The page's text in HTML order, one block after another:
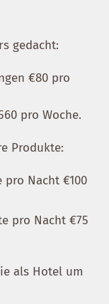
gedacht:
€80 pro
pro Woche.
Produkte:
Nacht €100
pro Nacht €75
als Hotel um